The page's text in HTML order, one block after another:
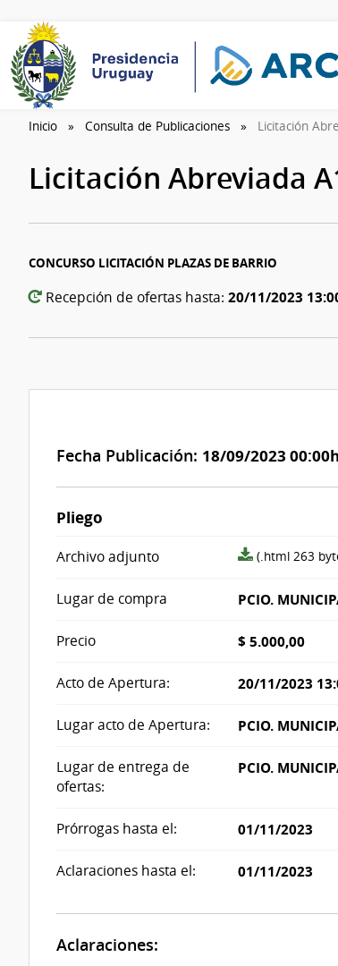
Inicio Consulta de Publicaciones Licitación
Licitación Abreviada
CONCURSO LICITACIÓN PLAZAS DE BARRIO
Recepción de ofertas hasta: 20/11/2023
Fecha Publicación: 18/09/2023
Pliego
Archivo adjunto
archivo
(.html 263
Lugar de compra PCIO.
Precio $ 5.000,00
Acto de Apertura: 20/11/2023
Lugar acto de Apertura: PCIO.
Lugar de entrega de
ofertas:
PCIO.
Prórrogas hasta el: 01/11/2023
Aclaraciones hasta el: 01/11/2023
Aclaraciones: